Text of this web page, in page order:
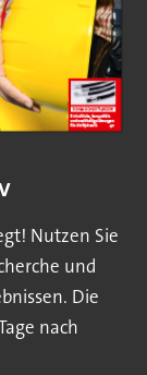
Nutzen Sie
und
Die
nach